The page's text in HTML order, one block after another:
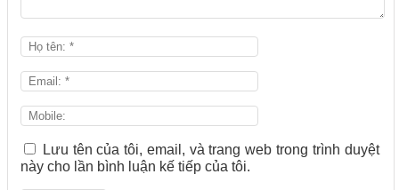
Lưu tên của tôi, email, và trang web trong trình duyệt
này cho lần bình luận kế tiếp của tôi.